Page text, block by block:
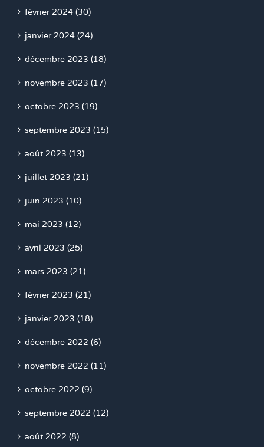
février 2024 (30)
janvier 2024 (24)
décembre 2023 (18)
novembre 2023 (17)
octobre 2023 (19)
septembre 2023 (15)
août 2023 (13)
juillet 2023 (21)
juin 2023 (10)
mai 2023 (12)
avril 2023 (25)
mars 2023 (21)
février 2023 (21)
janvier 2023 (18)
décembre 2022 (6)
novembre 2022 (11)
octobre 2022 (9)
septembre 2022 (12)
août 2022 (8)